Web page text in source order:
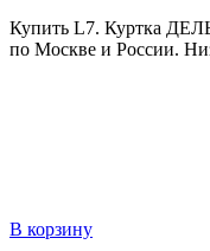
Купить L7. Куртка
по Москве и России.
В корзину